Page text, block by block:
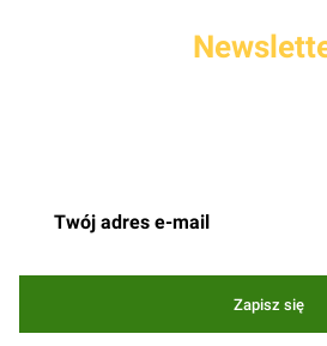
Zapisz się